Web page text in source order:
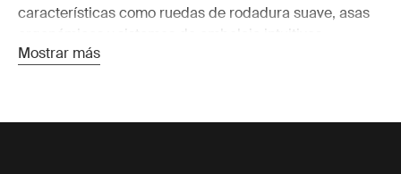
características como ruedas de rodadura suave, asas
ergonómicas y sistemas de embalaje intuitivos.
estuches de viaje para
Mostrar más